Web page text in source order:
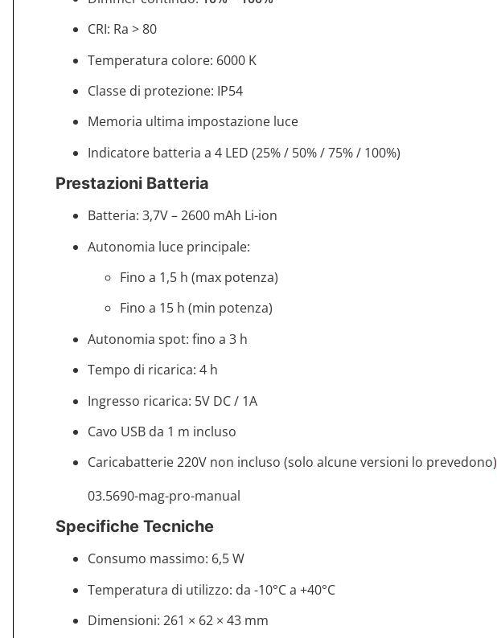
CRI: Ra > 80
Temperatura colore: 6000 K
Classe di protezione: IP54
Memoria ultima impostazione luce
Indicatore batteria a 4 LED (25% / 50% / 75% / 100%)
Prestazioni Batteria
Batteria: 3,7V – 2600 mAh Li-ion
Autonomia luce principale:
Fino a 1,5 h (max potenza)
Fino a 15 h (min potenza)
Autonomia spot: fino a 3 h
Tempo di ricarica: 4 h
Ingresso ricarica: 5V DC / 1A
Cavo USB da 1 m incluso
Caricabatterie 220V non incluso (solo alcune versioni lo prevedono)
03.5690-mag-pro-manual
Specifiche Tecniche
Consumo massimo: 6,5 W
Temperatura di utilizzo: da -10°C a +40°C
Dimensioni: 261 × 62 × 43 mm